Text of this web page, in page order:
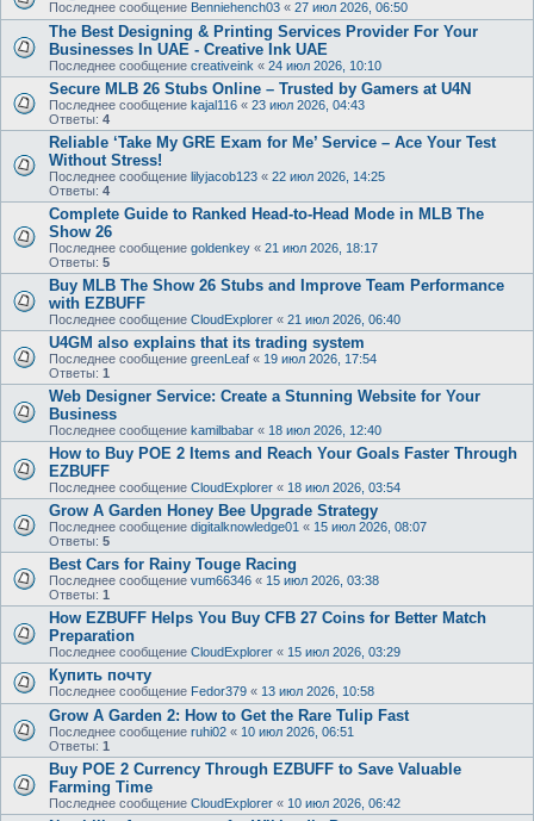
Последнее сообщение Benniehench03 « 27 июл 2026, 06:50
The Best Designing & Printing Services Provider For Your
Businesses In UAE - Creative Ink UAE
Последнее сообщение creativeink « 24 июл 2026, 10:10
Secure MLB 26 Stubs Online – Trusted by Gamers at U4N
Последнее сообщение kajal116 « 23 июл 2026, 04:43
Ответы: 4
Reliable ‘Take My GRE Exam for Me’ Service – Ace Your Test
Without Stress!
Последнее сообщение lilyjacob123 « 22 июл 2026, 14:25
Ответы: 4
Complete Guide to Ranked Head-to-Head Mode in MLB The
Show 26
Последнее сообщение goldenkey « 21 июл 2026, 18:17
Ответы: 5
Buy MLB The Show 26 Stubs and Improve Team Performance
with EZBUFF
Последнее сообщение CloudExplorer « 21 июл 2026, 06:40
U4GM also explains that its trading system
Последнее сообщение greenLeaf « 19 июл 2026, 17:54
Ответы: 1
Web Designer Service: Create a Stunning Website for Your
Business
Последнее сообщение kamilbabar « 18 июл 2026, 12:40
How to Buy POE 2 Items and Reach Your Goals Faster Through
EZBUFF
Последнее сообщение CloudExplorer « 18 июл 2026, 03:54
Grow A Garden Honey Bee Upgrade Strategy
Последнее сообщение digitalknowledge01 « 15 июл 2026, 08:07
Ответы: 5
Best Cars for Rainy Touge Racing
Последнее сообщение vum66346 « 15 июл 2026, 03:38
Ответы: 1
How EZBUFF Helps You Buy CFB 27 Coins for Better Match
Preparation
Последнее сообщение CloudExplorer « 15 июл 2026, 03:29
Купить почту
Последнее сообщение Fedor379 « 13 июл 2026, 10:58
Grow A Garden 2: How to Get the Rare Tulip Fast
Последнее сообщение ruhi02 « 10 июл 2026, 06:51
Ответы: 1
Buy POE 2 Currency Through EZBUFF to Save Valuable
Farming Time
Последнее сообщение CloudExplorer « 10 июл 2026, 06:42